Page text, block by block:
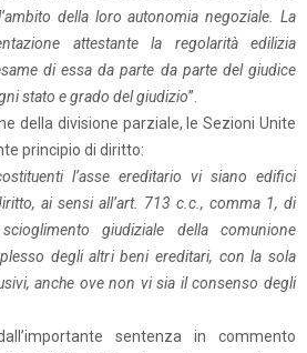
della loro autonomia negoziale. La
attestante la regolarità edilizia
di essa da parte da parte del giudice
stato e grado del giudizio”.
della divisione parziale, le Sezioni Unite
principio di diritto:
l’asse ereditario vi siano edifici
ai sensi all’art. 713 c.c., comma 1, di
giudiziale della comunione
degli altri beni ereditari, con la sola
anche ove non vi sia il consenso degli
sentenza in commento